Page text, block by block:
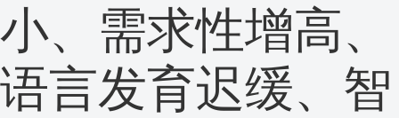
小、需求性增高、
语言发育迟缓、智